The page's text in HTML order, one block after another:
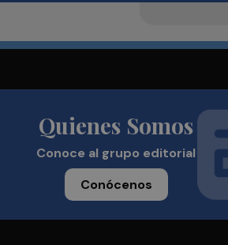
Quienes Somos
Conoce al grupo editorial
Conócenos